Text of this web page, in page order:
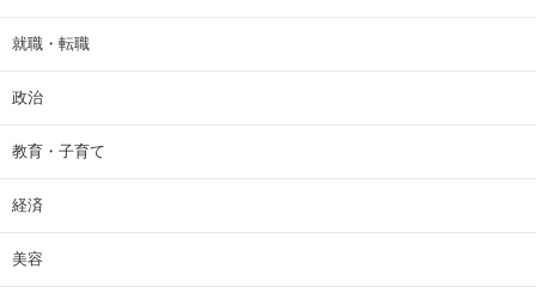
就職・転職
政治
教育・子育て
経済
美容